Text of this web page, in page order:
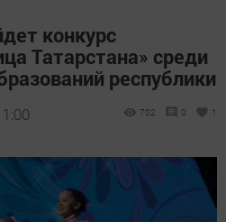
конкурс
Татарстана» среди
республики
702 0 1